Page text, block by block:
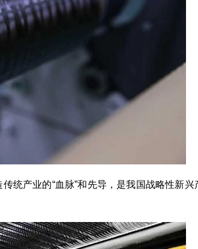
统产业的“血脉”和先导，是我国战略性新兴